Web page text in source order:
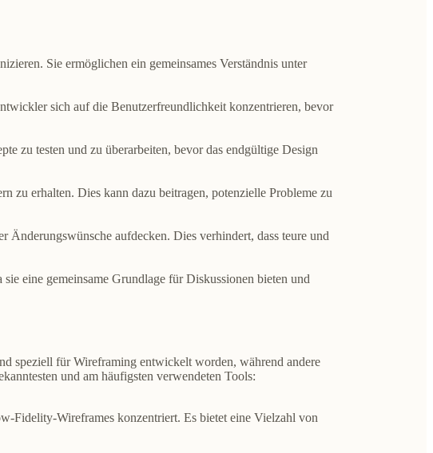
Sie ermöglichen ein gemeinsames Verständnis unter
sich auf die Benutzerfreundlichkeit konzentrieren, bevor
zu testen und zu überarbeiten, bevor das endgültige Design
zu erhalten. Dies kann dazu beitragen, potenzielle Probleme zu
Änderungswünsche aufdecken. Dies verhindert, dass teure und
eine gemeinsame Grundlage für Diskussionen bieten und
speziell für Wireframing entwickelt worden, während andere
und am häufigsten verwendeten Tools:
Fidelity-Wireframes konzentriert. Es bietet eine Vielzahl von